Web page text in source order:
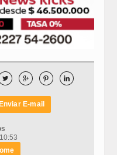
   
E-mail